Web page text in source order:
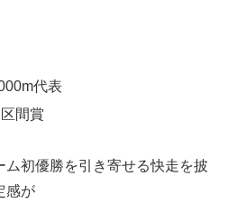
代表
間賞
ム初優勝を引き寄せる快走を披
感が